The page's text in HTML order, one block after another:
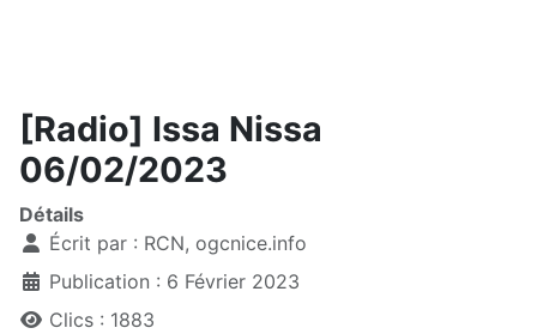
[Radio] Issa Nissa
06/02/2023
Détails
Écrit par : RCN, ogcnice.info
Publication : 6 Février 2023
Clics : 1883